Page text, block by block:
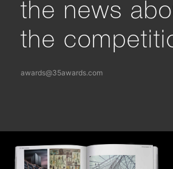
the news
the
awards@35awards.com